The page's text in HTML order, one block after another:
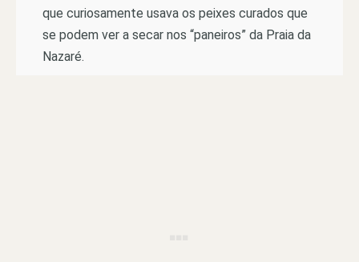
que curiosamente usava os peixes curados que
se podem ver a secar nos “paneiros” da Praia da
Nazaré.